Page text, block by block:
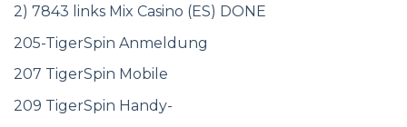
2) 7843 links Mix Casino (ES) DONE
205-TigerSpin Anmeldung
207 TigerSpin Mobile
209 TigerSpin Handy-